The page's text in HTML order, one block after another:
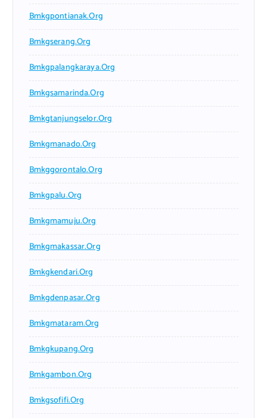
Bmkgpontianak.org
Bmkgserang.org
Bmkgpalangkaraya.org
Bmkgsamarinda.org
Bmkgtanjungselor.org
Bmkgmanado.org
Bmkggorontalo.org
Bmkgpalu.org
Bmkgmamuju.org
Bmkgmakassar.org
Bmkgkendari.org
Bmkgdenpasar.org
Bmkgmataram.org
Bmkgkupang.org
Bmkgambon.org
Bmkgsofifi.org